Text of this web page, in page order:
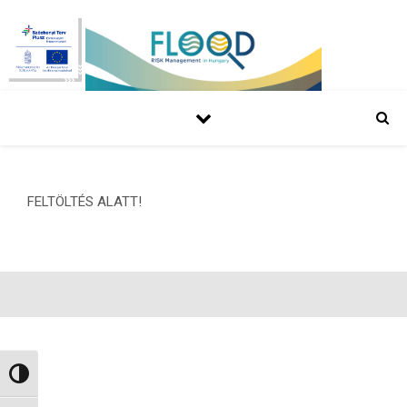
Nagy kontraszt váltása
FELTÖLTÉS ALATT!